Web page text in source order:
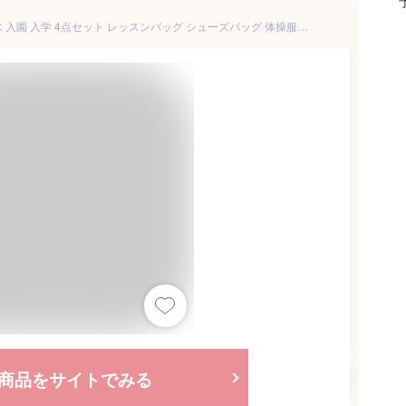
品をサイトでみる